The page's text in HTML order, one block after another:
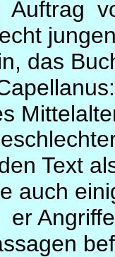
Auftrag
das
Text
auch
er